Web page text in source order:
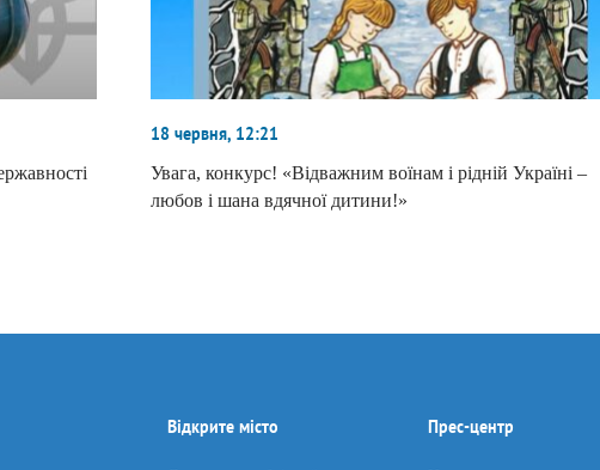
18 червня, 12:21
Увага, конкурс! «Відважним воїнам і рідній Україні –
любов і шана вдячної дитини!»
Відкрите місто Прес-центр